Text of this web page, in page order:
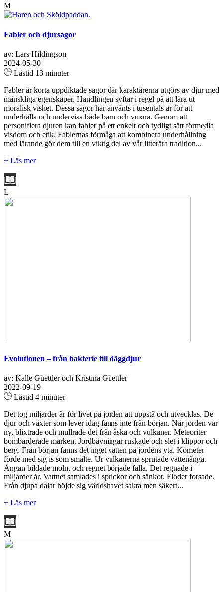
M
Fabler och djursagor
av: Lars Hildingson
2024-05-30
Lästid 13 minuter
Fabler är korta uppdiktade sagor där karaktärerna utgörs av djur med
mänskliga egenskaper. Handlingen syftar i regel på att lära ut
moralisk vishet. Dessa sagor har använts i tusentals år för att
underhålla och undervisa både barn och vuxna. Genom att
personifiera djuren kan fabler på ett enkelt och tydligt sätt förmedla
visdom och etik. Fablernas förmåga att kombinera underhållning
med lärande gör dem till en viktig del av vår litterära tradition...
+ Läs mer
L
Evolutionen – från bakterie till däggdjur
av: Kalle Güettler och Kristina Güettler
2022-09-19
Lästid 4 minuter
Det tog miljarder år för livet på jorden att uppstå och utvecklas. De
djur och växter som lever idag fanns inte från början. När jorden var
ny, blixtrade och mullrade det från åska och vulkaner. Meteoriter
bombarderade marken. Jordbävningar ruskade och slet i klippor och
berg. Från början fanns det inget vatten på jordens yta. Kometer
förde med sig is som smälte. Ur vulkanerna sprutade vattenånga.
Ångan bildade moln, och regnet började falla. Det regnade i
miljarder år. Vattnet samlades i sprickor och sänkor. Floder forsade.
Från djupa dalar höjde sig världshavet sakta men säkert...
+ Läs mer
M